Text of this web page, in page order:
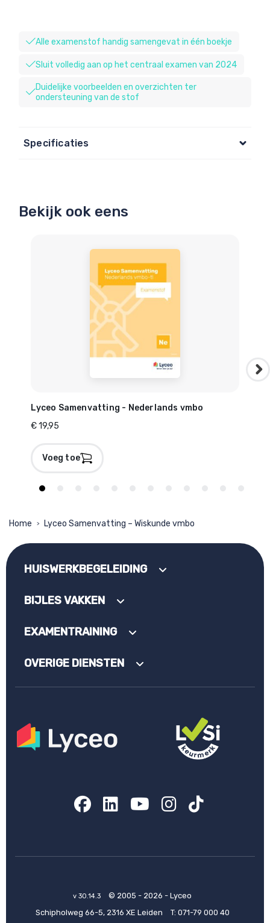
Alle examenstof handig samengevat in één boekje
Sluit volledig aan op het centraal examen van 2024
Duidelijke voorbeelden en overzichten ter
ondersteuning van de stof
Specificaties
Bekijk ook eens
Lyceo Samenvatting - Nederlands vmbo
€ 19,95
Voeg toe
Home > Lyceo Samenvatting – Wiskunde vmbo
HUISWERKBEGELEIDING
BIJLES VAKKEN
EXAMENTRAINING
OVERIGE DIENSTEN
Facebook
LinkedIn
YouTube
Instagram
TikTok
v 30.14.3
© 2005 - 2026 - Lyceo
Schipholweg 66-5, 2316 XE Leiden
T: 071-79 000 40